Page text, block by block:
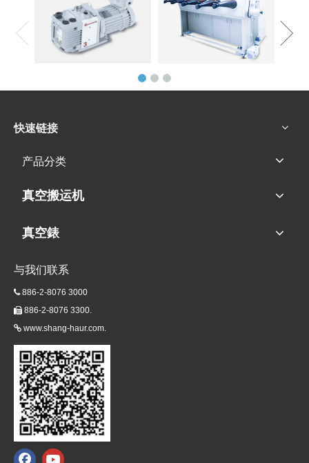
快速链接
产品分类
真空搬运机
真空錶
与我们联系
886-2-8076 3000
 886-2-8076 3300.
 www.shang-haur.com.